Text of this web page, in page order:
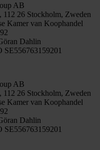
AB
26 Stockholm, Zweden
Kamer van Koophandel
Dahlin
SE556763159201
AB
26 Stockholm, Zweden
Kamer van Koophandel
Dahlin
SE556763159201